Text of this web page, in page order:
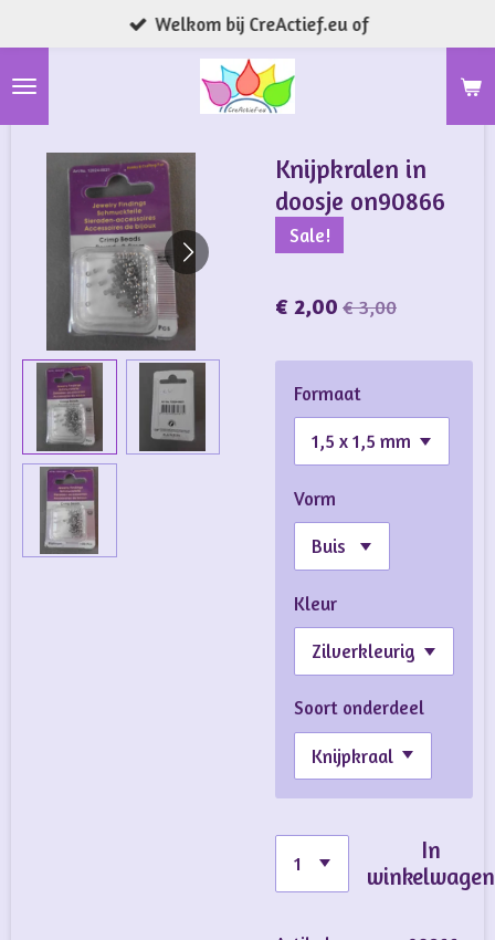
direct
naar
Welkom bij CreActief.eu of
Knijpkralen in
doosje on90866
Sale!
€ 2,00 € 3,00
Formaat
Vorm
Kleur
Soort onderdeel
In
winkelwagen